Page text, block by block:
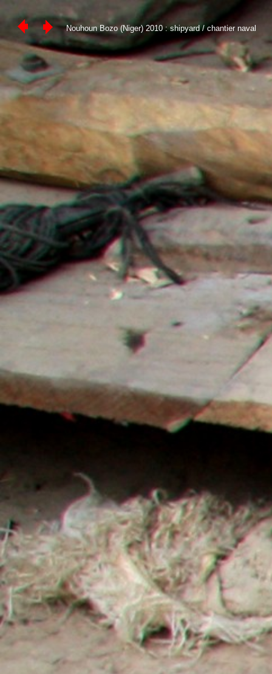
Nouhoun Bozo (Niger) 2010 : shipyard / chantier naval